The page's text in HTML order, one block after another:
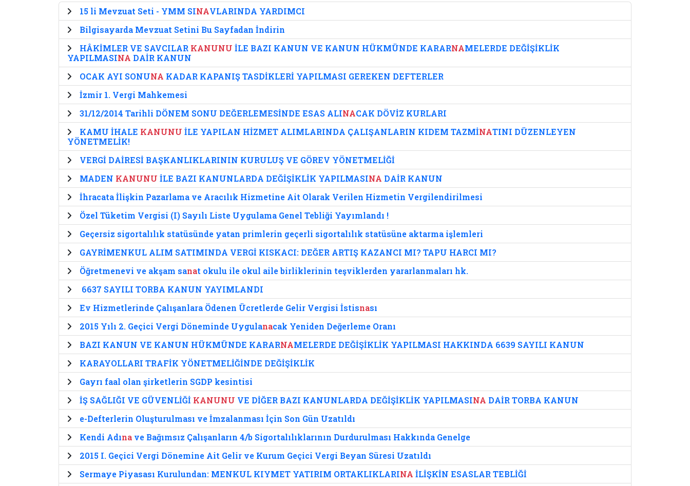
15 li Mevzuat Seti - YMM SINAVLARINDA YARDIMCI
Bilgisayarda Mevzuat Setini Bu Sayfadan İndirin
HÂKİMLER VE SAVCILAR KANUNU İLE BAZI KANUN VE KANUN HÜKMÜNDE KARARNAMELERDE DEĞİŞİKLİK
YAPILMASINA DAİR KANUN
OCAK AYI SONUNA KADAR KAPANIŞ TASDİKLERİ YAPILMASI GEREKEN DEFTERLER
İzmir 1. Vergi Mahkemesi
31/12/2014 Tarihli DÖNEM SONU DEĞERLEMESİNDE ESAS ALINACAK DÖVİZ KURLARI
KAMU İHALE KANUNU İLE YAPILAN HİZMET ALIMLARINDA ÇALIŞANLARIN KIDEM TAZMİNATINI DÜZENLEYEN
YÖNETMELİK!
VERGİ DAİRESİ BAŞKANLIKLARININ KURULUŞ VE GÖREV YÖNETMELİĞİ
MADEN KANUNU İLE BAZI KANUNLARDA DEĞİŞİKLİK YAPILMASINA DAİR KANUN
İhracata İlişkin Pazarlama ve Aracılık Hizmetine Ait Olarak Verilen Hizmetin Vergilendirilmesi
Özel Tüketim Vergisi (I) Sayılı Liste Uygulama Genel Tebliği Yayımlandı !
Geçersiz sigortalılık statüsünde yatan primlerin geçerli sigortalılık statüsüne aktarma işlemleri
GAYRİMENKUL ALIM SATIMINDA VERGİ KISKACI: DEĞER ARTIŞ KAZANCI MI? TAPU HARCI MI?
Öğretmenevi ve akşam sanat okulu ile okul aile birliklerinin teşviklerden yararlanmaları hk.
6637 SAYILI TORBA KANUN YAYIMLANDI
Ev Hizmetlerinde Çalışanlara Ödenen Ücretlerde Gelir Vergisi İstisnası
2015 Yılı 2. Geçici Vergi Döneminde Uygulanacak Yeniden Değerleme Oranı
BAZI KANUN VE KANUN HÜKMÜNDE KARARNAMELERDE DEĞİŞİKLİK YAPILMASI HAKKINDA 6639 SAYILI KANUN
KARAYOLLARI TRAFİK YÖNETMELİĞİNDE DEĞİŞİKLİK
Gayrı faal olan şirketlerin SGDP kesintisi
İŞ SAĞLIĞI VE GÜVENLİĞİ KANUNU VE DİĞER BAZI KANUNLARDA DEĞİŞİKLİK YAPILMASINA DAİR TORBA KANUN
e-Defterlerin Oluşturulması ve İmzalanması İçin Son Gün Uzatıldı
Kendi Adına ve Bağımsız Çalışanların 4/b Sigortalılıklarının Durdurulması Hakkında Genelge
2015 I. Geçici Vergi Dönemine Ait Gelir ve Kurum Geçici Vergi Beyan Süresi Uzatıldı
Sermaye Piyasası Kurulundan: MENKUL KIYMET YATIRIM ORTAKLIKLARINA İLİŞKİN ESASLAR TEBLİĞİ